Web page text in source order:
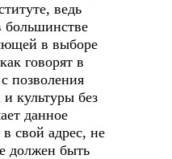
ведь
большинстве
в выборе
говорят в
позволения
и культуры без
данное
свой адрес, не
должен быть